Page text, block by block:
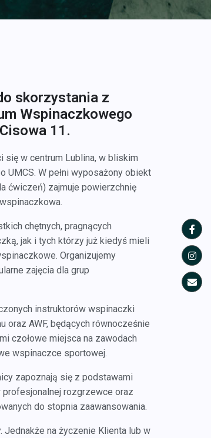
skorzystania z
Wspinaczkowego
11.
się w centrum Lublina, w bliskim
W pełni wyposażony obiekt
ćwiczeń) zajmuje powierzchnię
chętnych, pragnących
jak i tych którzy już kiedyś mieli
Organizujemy
zajęcia dla grup
instruktorów wspinaczki
AWF, będących równocześnie
czołowe miejsca na zawodach
wspinaczce sportowej.
zapoznają się z podstawami
rozgrzewce oraz
do stopnia zaawansowania.
Jednakże na życzenie Klienta lub w